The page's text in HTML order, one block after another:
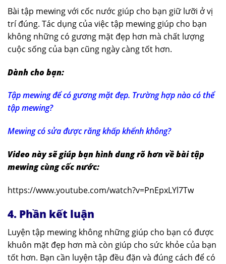
Bài tập mewing với cốc nước giúp cho bạn giữ lưỡi ở vị
trí đúng. Tác dụng của việc tập mewing giúp cho bạn
không những có gương mặt đẹp hơn mà chất lượng
cuộc sống của bạn cũng ngày càng tốt hơn.
Dành cho bạn:
Tập mewing để có gương mặt đẹp. Trường hợp nào có thể
tập mewing?
Mewing có sửa được răng khấp khểnh không?
Video này sẽ giúp bạn hình dung rõ hơn về bài tập
mewing cùng cốc nước:
https://www.youtube.com/watch?v=PnEpxLYl7Tw
4. Phần kết luận
Luyện tập mewing không những giúp cho bạn có được
khuôn mặt đẹp hơn mà còn giúp cho sức khỏe của bạn
tốt hơn. Bạn cần luyện tập đều đặn và đúng cách để có